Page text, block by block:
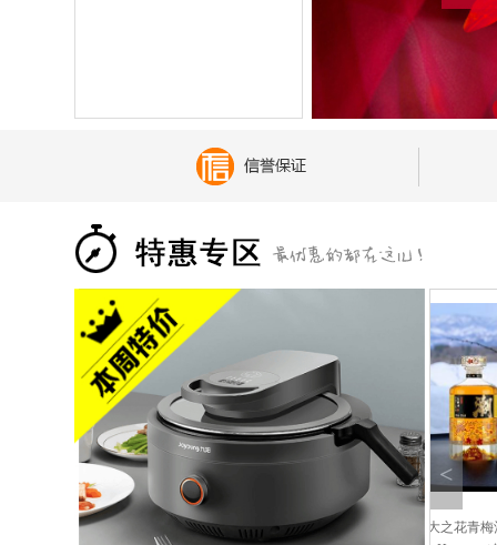
北美超大车厘子(新鲜直邮
6瓶加拿大之花青梅酒潮Candian Flower
<